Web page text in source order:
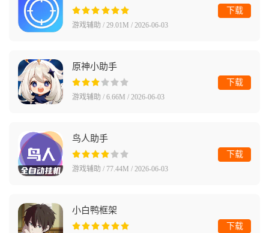
游戏辅助 / 29.01M / 2026-06-03
下载
原神小助手
游戏辅助 / 6.66M / 2026-06-03
下载
鸟人助手
游戏辅助 / 77.44M / 2026-06-03
下载
小白鸭框架
下载